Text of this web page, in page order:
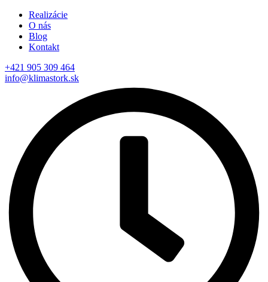
Realizácie
O nás
Blog
Kontakt
+421 905 309 464
info@klimastork.sk